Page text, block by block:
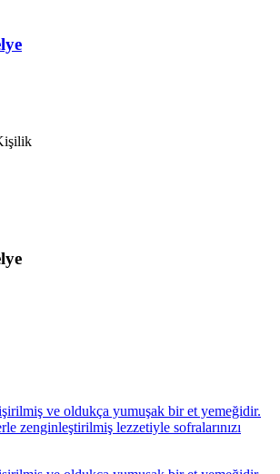
ve oldukça yumuşak bir et yemeğidir.
zenginleştirilmiş lezzetiyle sofralarınızı